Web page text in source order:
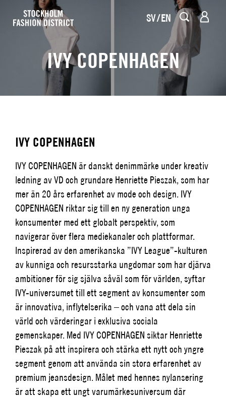
SV EN
IVY COPENHAGEN
IVY COPENHAGEN
IVY COPENHAGEN är danskt denimmärke under kreativ
ledning av VD och grundare Henriette Pieszak, som har
mer än 20 års erfarenhet av mode och design. IVY
COPENHAGEN riktar sig till en ny generation unga
konsumenter med ett globalt perspektiv, som
navigerar över flera mediekanaler och plattformar.
Inspirerad av den amerikanska ”IVY League”-kulturen
av kunniga och resursstarka ungdomar som har djärva
ambitioner för sig själva såväl som för världen, syftar
IVY-universumet till ett segment av konsumenter som
är innovativa, inflytelserika – och vana att dela sin
värld och värderingar i exklusiva sociala
gemenskaper. Med IVY COPENHAGEN siktar Henriette
Pieszak på att inspirera och stärka ett nytt och yngre
segment genom att använda sin stora erfarenhet av
premium jeansdesign. Målet med hennes nylansering
är att skapa ett ungt varumärkesuniversum där